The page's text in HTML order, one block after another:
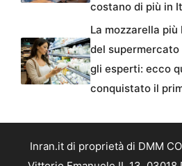
costano di più in
La mozzarella più
del supermercato
gli esperti: ecco
conquistato il
Inran.it di proprietà di DMM